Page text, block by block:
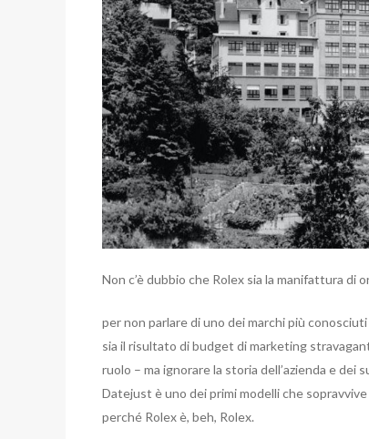
Non c’è dubbio che Rolex sia la manifattura di
per non parlare di uno dei marchi più
sia il risultato di budget di marketing
ruolo – ma ignorare la storia dell’azienda e
Datejust è uno dei primi modelli che
perché Rolex è, beh, Rolex.